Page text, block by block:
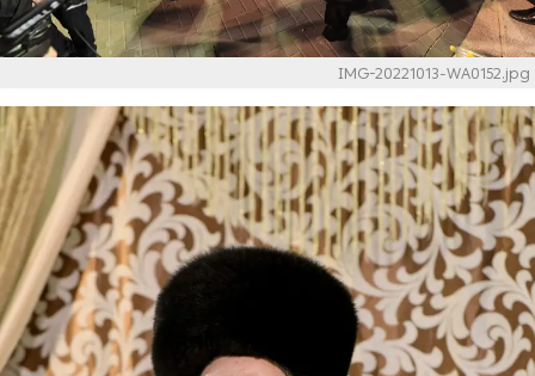
IMG-20221013-WA0152.jpg